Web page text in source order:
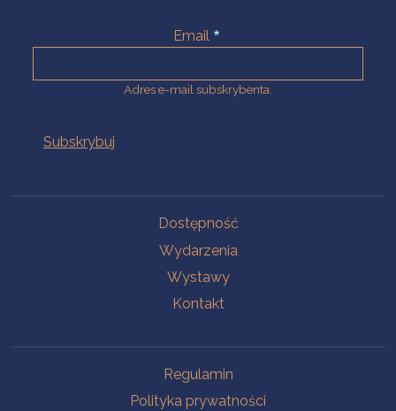
Email
Adres e-mail subskrybenta.
Dostępność
Wydarzenia
Wystawy
Kontakt
Regulamin
Polityka prywatności